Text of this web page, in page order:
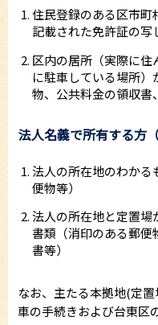
住民登録のある区市町
記載された免許証の写
区内の居所（実際に住
に駐車している場所
物、公共料金の領収書
法人名義で所有する方
法人の所在地のわかる
便物等）
法人の所在地と定置場
書類（消印のある郵便
書等）
なお、主たる本拠地(定
車の手続きおよび台東区